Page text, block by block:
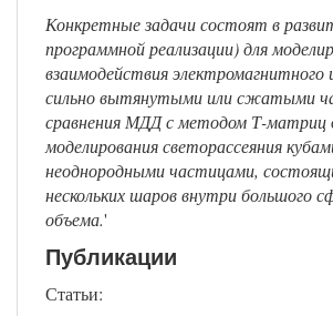
Конкретные задачи состоят в
программной реализации) для
взаимодействия электромагнитного
сильно вытянутыми или сжатыми
сравнения МДД с методом Т-матриц
моделирования светорассеяния
неоднородными частицами,
нескольких шаров внутри большого
объема.'
Публикации
Статьи: